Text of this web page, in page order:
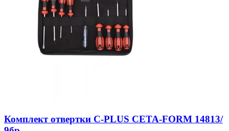
Комплект отвертки C-PLUS CETA-FORM 14813/